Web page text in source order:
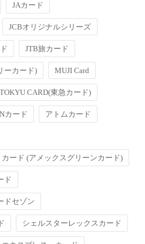
JAカード
JCBオリジナルシリーズ
JTB旅カード
ーカード) MUJI Card
TOKYU CARD(東急カード)
カード アトムカード
ード (アメックスグリーンカード)
ド
ドセゾン
シェルスターレックスカード